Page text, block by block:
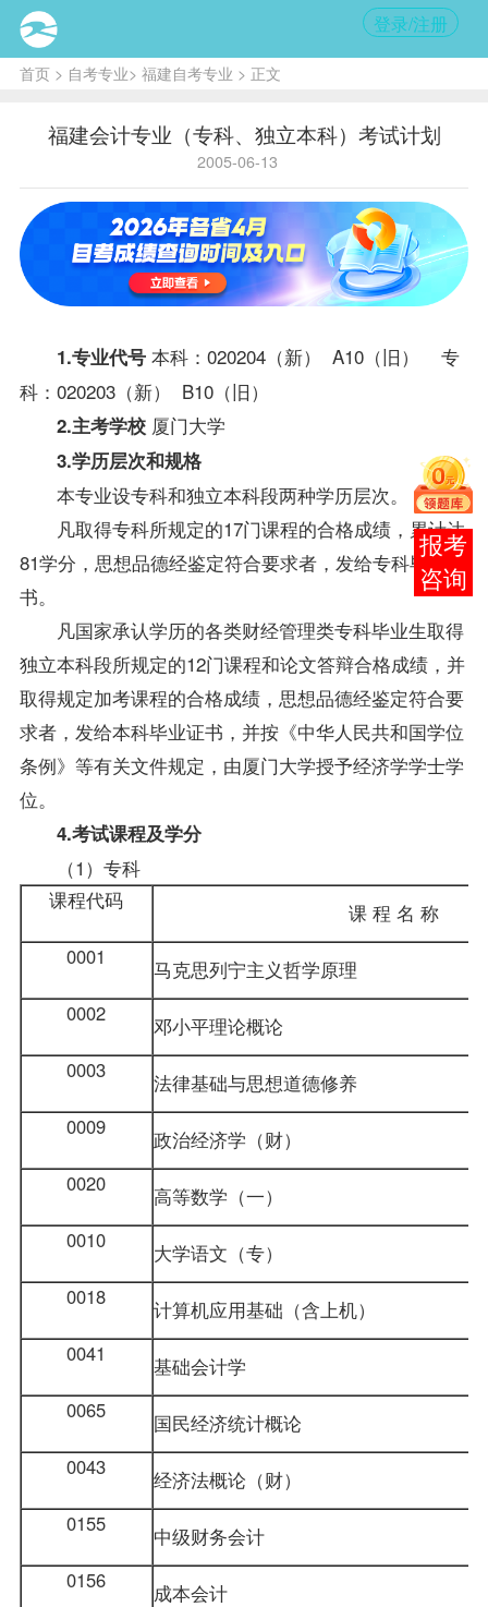
登录/注册
首页> 自考专业> 福建自考专业 > 正文
福建会计专业（专科、独立本科）考试计划
2005-06-13
1.专业代号本科：020204（新） A10（旧） 专
科：020203（新） B10（旧）
2.主考学校厦门大学
3.学历层次和规格
本专业设专科和独立本科段两种学历层次。
凡取得专科所规定的17门课程的合格成绩，累计达
81学分，思想品德经鉴定符合要求者，发给专科毕业证
书。
凡国家承认学历的各类财经管理类专科毕业生取得
独立本科段所规定的12门课程和论文答辩合格成绩，并
取得规定加考课程的合格成绩，思想品德经鉴定符合要
求者，发给本科毕业证书，并按《中华人民共和国学位
条例》等有关文件规定，由厦门大学授予经济学学士学
位。
4.考试课程及学分
（1）专科
课程代码
课 程 名 称
0001
马克思列宁主义哲学原理
0002
邓小平理论概论
0003
法律基础与思想道德修养
0009
政治经济学（财）
0020
高等数学（一）
0010
大学语文（专）
0018
计算机应用基础 （含上机）
0041
基础会计学
0065
国民经济统计概论
0043
经济法概论（财）
0155
中级财务会计
0156
成本会计
在线
客服